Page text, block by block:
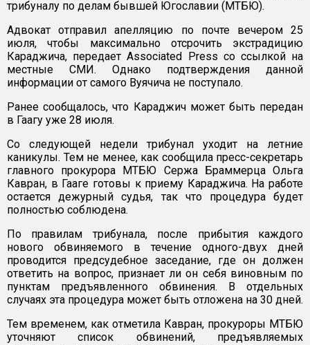
трибуналу по делам бывшей Югославии (МТБЮ).
Адвокат отправил апелляцию по почте вечером 25
июля, чтобы максимально отсрочить экстрадицию
Караджича, передает Associated Press со ссылкой на
местные СМИ. Однако подтверждения данной
информации от самого Вуячича не поступало.
Ранее сообщалось, что Караджич может быть передан
в Гаагу уже 28 июля.
Со следующей недели трибунал уходит на летние
каникулы. Тем не менее, как сообщила пресс-секретарь
главного прокурора МТБЮ Сержа Браммерца Ольга
Кавран, в Гааге готовы к приему Караджича. На работе
остается дежурный судья, так что процедура будет
полностью соблюдена.
По правилам трибунала, после прибытия каждого
нового обвиняемого в течение одного-двух дней
проводится предсудебное заседание, где он должен
ответить на вопрос, признает ли он себя виновным по
пунктам предъявленного обвинения. В отдельных
случаях эта процедура может быть отложена на 30 дней.
Тем временем, как отметила Кавран, прокуроры МТБЮ
уточняют список обвинений, предъявляемых